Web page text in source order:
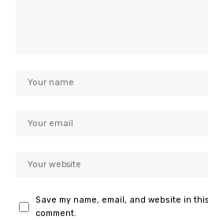
Save my name, email, and website in
comment.